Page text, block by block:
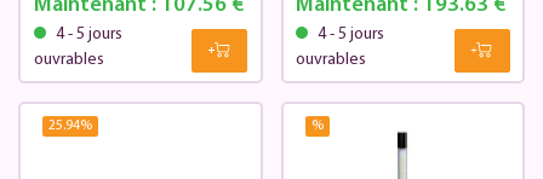
Maintenant :107.56 €
4 - 5 jours
ouvrables
Maintenant : 193.63 €
4 - 5 jours
ouvrables
25.94% %